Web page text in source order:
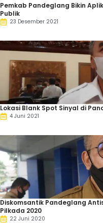
Pemkab Pandeglang Bikin
Publik
23 Desember 2021
Lokasi Blank Spot Sinyal di
4 Juni 2021
Diskomsantik Pandeglang
Pilkada 2020
22 Juni 2020